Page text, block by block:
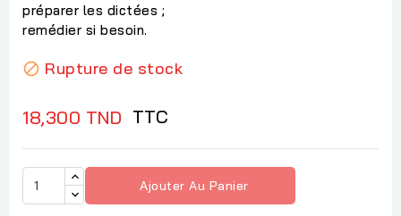
préparer les dictées ;
remédier si besoin.
 Rupture de stock
18,300 TND TTC
Ajouter Au Panier